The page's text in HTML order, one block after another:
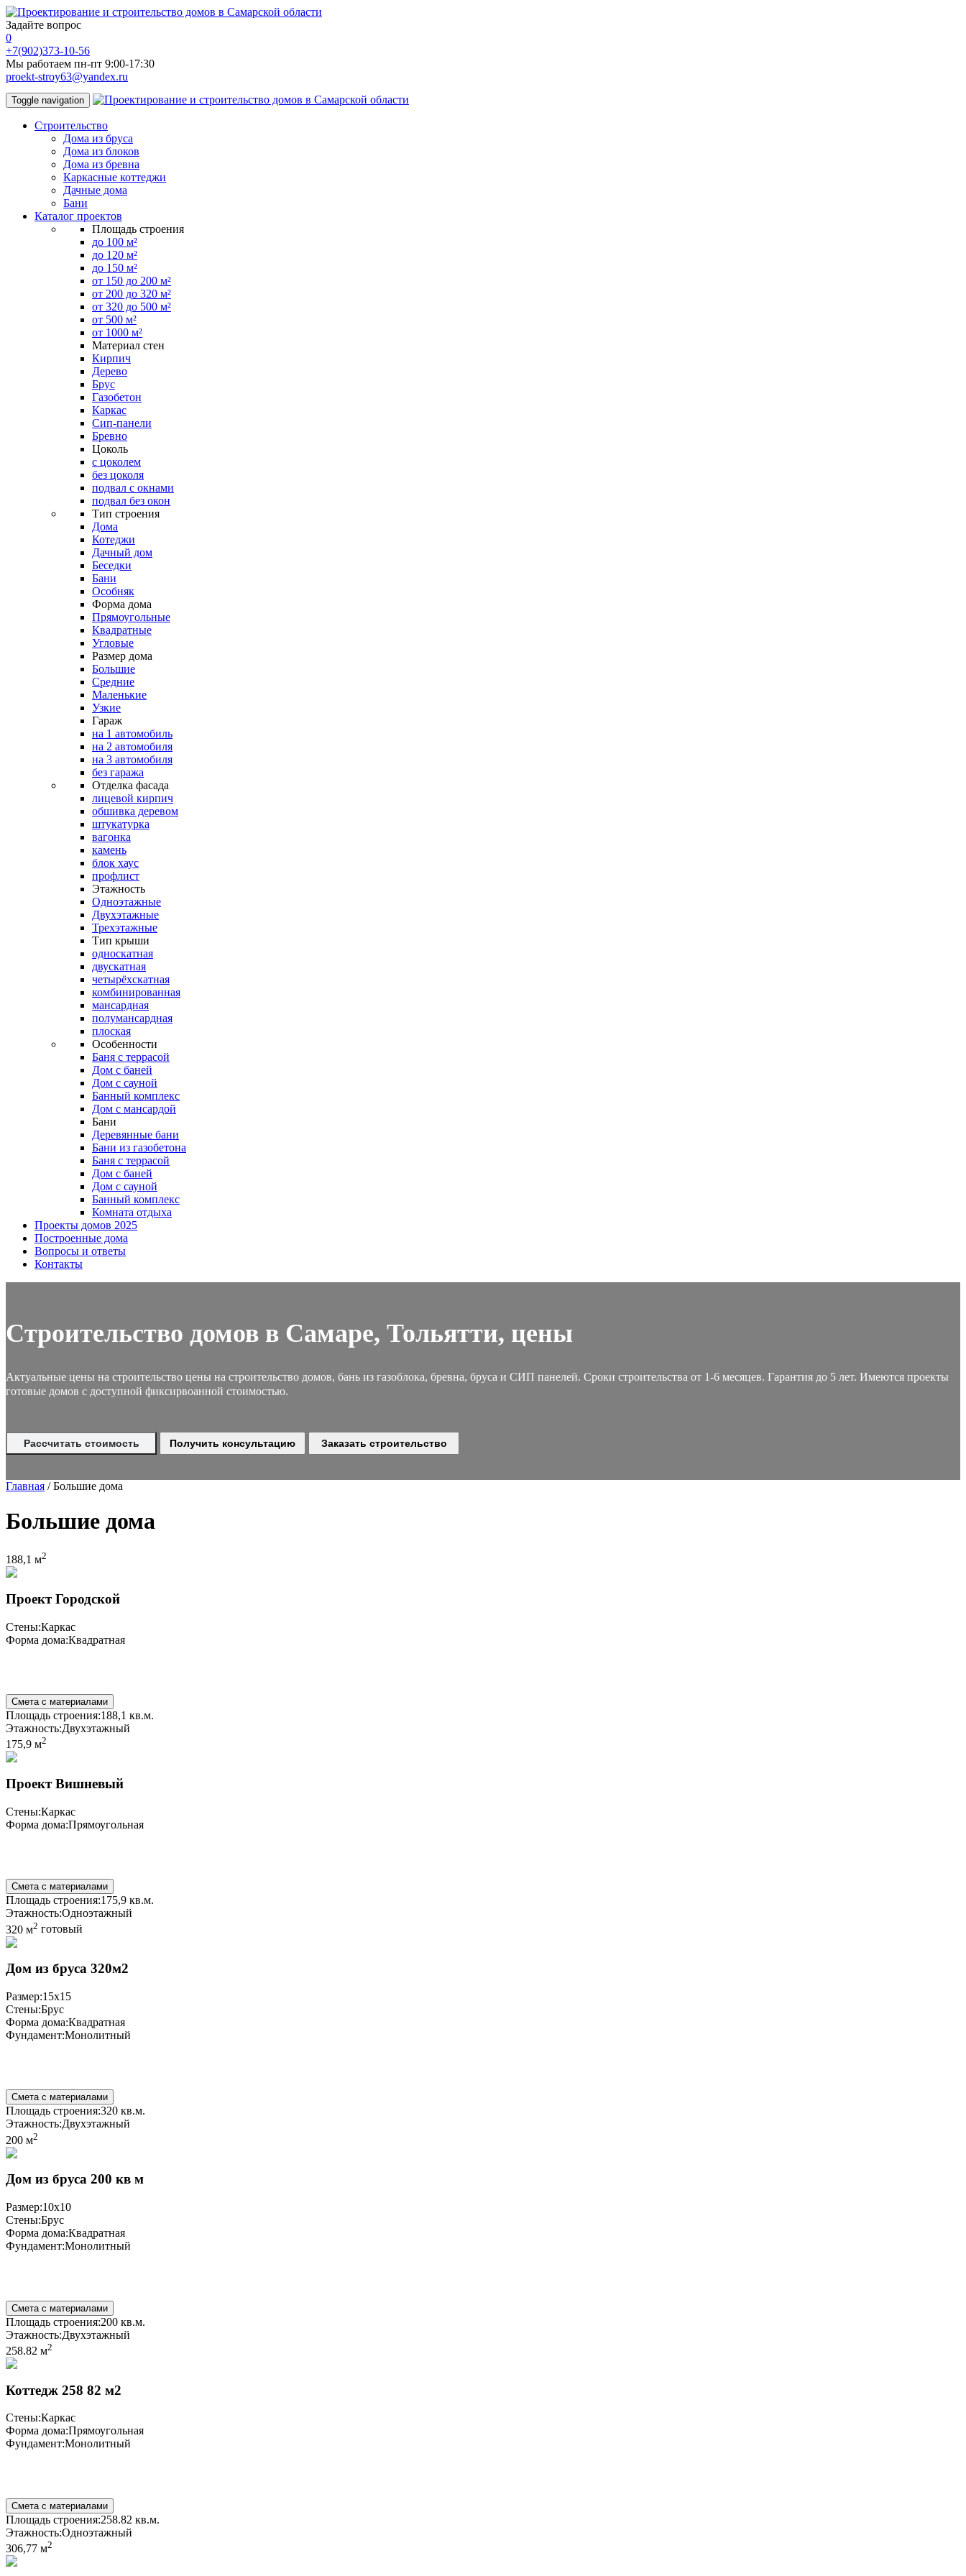
Задайте вопрос
0
+7(902)373-10-56
Мы работаем пн-пт 9:00-17:30
proekt-stroy63@yandex.ru
Toggle navigation
Строительство
Дома из бруса
Дома из блоков
Дома из бревна
Каркасные коттеджи
Дачные дома
Бани
Каталог проектов
Площадь строения
до 100 м²
до 120 м²
до 150 м²
от 150 до 200 м²
от 200 до 320 м²
от 320 до 500 м²
от 500 м²
от 1000 м²
Материал стен
Кирпич
Дерево
Брус
Газобетон
Каркас
Сип-панели
Бревно
Цоколь
с цоколем
без цоколя
подвал с окнами
подвал без окон
Тип строения
Дома
Котеджи
Дачный дом
Беседки
Бани
Особняк
Форма дома
Прямоугольные
Квадратные
Угловые
Размер дома
Большие
Средние
Маленькие
Узкие
Гараж
на 1 автомобиль
на 2 автомобиля
на 3 автомобиля
без гаража
Отделка фасада
лицевой кирпич
обшивка деревом
штукатурка
вагонка
камень
блок хаус
профлист
Этажность
Одноэтажные
Двухэтажные
Трехэтажные
Тип крыши
односкатная
двускатная
четырёхскатная
комбинированная
мансардная
полумансардная
плоская
Особенности
Баня с террасой
Дом с баней
Дом с сауной
Банный комплекс
Дом с мансардой
Бани
Деревянные бани
Бани из газобетона
Баня с террасой
Дом с баней
Дом с сауной
Банный комплекс
Комната отдыха
Проекты домов 2025
Построенные дома
Вопросы и ответы
Контакты
Строительство домов в Самаре, Тольятти, цены
Актуальные цены на строительство цены на строительство домов, бань из газоблока, бревна, бруса и СИП панелей. Сроки строительства от 1-6 месяцев. Гарантия до 5 лет. Имеются проекты
готовые домов с доступной фиксирвоанной стоимостью.
Рассчитать стоимость Получить консультацию Заказать строительство
Главная /Большие дома
Большие дома
188,1 м2
Проект Городской
Стены:Каркас
Форма дома:Квадратная
Смета с материалами
Площадь строения:188,1 кв.м.
Этажность:Двухэтажный
175,9 м2
Проект Вишневый
Стены:Каркас
Форма дома:Прямоугольная
Смета с материалами
Площадь строения:175,9 кв.м.
Этажность:Одноэтажный
320 м2 готовый
Дом из бруса 320м2
Размер:15x15
Стены:Брус
Форма дома:Квадратная
Фундамент:Монолитный
Смета с материалами
Площадь строения:320 кв.м.
Этажность:Двухэтажный
200 м2
Дом из бруса 200 кв м
Размер:10х10
Стены:Брус
Форма дома:Квадратная
Фундамент:Монолитный
Смета с материалами
Площадь строения:200 кв.м.
Этажность:Двухэтажный
258.82 м2
Коттедж 258 82 м2
Стены:Каркас
Форма дома:Прямоугольная
Фундамент:Монолитный
Смета с материалами
Площадь строения:258.82 кв.м.
Этажность:Одноэтажный
306,77 м2